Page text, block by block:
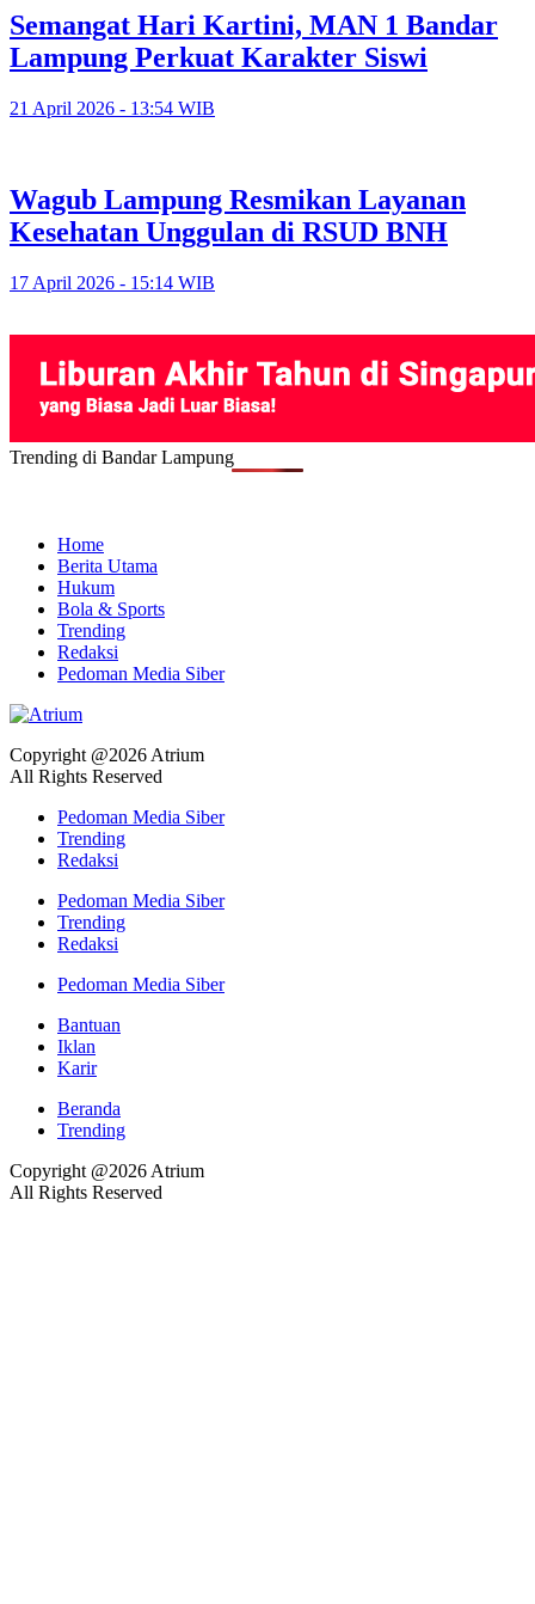
Semangat Hari Kartini, MAN 1 Bandar
Lampung Perkuat Karakter Siswi
21 April 2026 - 13:54 WIB
Wagub Lampung Resmikan Layanan
Kesehatan Unggulan di RSUD BNH
17 April 2026 - 15:14 WIB
Trending di Bandar Lampung
Home
Berita Utama
Hukum
Bola & Sports
Trending
Redaksi
Pedoman Media Siber
Copyright @2026 Atrium
All Rights Reserved
Pedoman Media Siber
Trending
Redaksi
Pedoman Media Siber
Trending
Redaksi
Pedoman Media Siber
Bantuan
Iklan
Karir
Beranda
Trending
Copyright @2026 Atrium
All Rights Reserved